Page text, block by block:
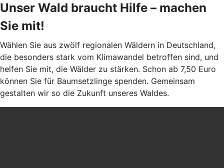
Unser Wald braucht Hilfe – machen
Sie mit!
Wählen Sie aus zwölf regionalen Wäldern in Deutschland,
die besonders stark vom Klimawandel betroffen sind, und
helfen Sie mit, die Wälder zu stärken. Schon ab 7,50 Euro
können Sie für Baumsetzlinge spenden. Gemeinsam
gestalten wir so die Zukunft unseres Waldes.